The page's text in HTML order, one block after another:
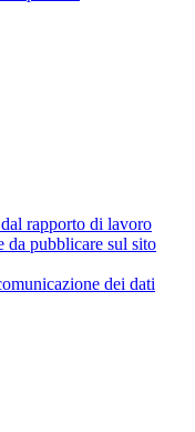
rapporto di lavoro
da pubblicare sul sito
dei dati